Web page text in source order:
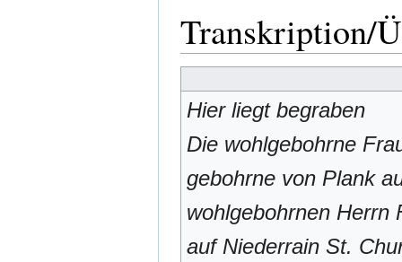
Transkription/
Hier liegt begraben
Die wohlgebohrne
gebohrne von Plank
wohlgebohrnen Herrn
auf Niederrain St.